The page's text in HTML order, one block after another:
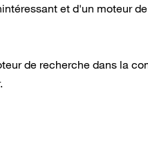
et d'un moteur
de recherche dans la